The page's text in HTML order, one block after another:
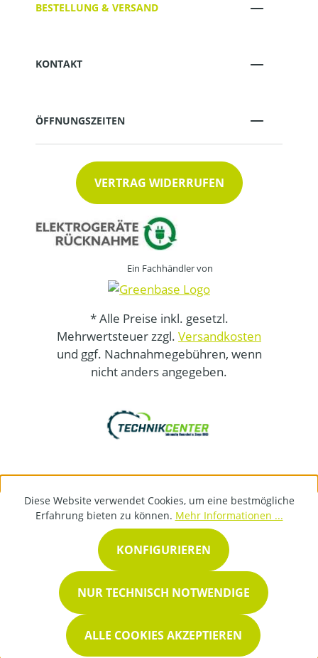
BESTELLUNG & VERSAND
KONTAKT
ÖFFNUNGSZEITEN
VERTRAG WIDERRUFEN
Ein Fachhändler von
* Alle Preise inkl. gesetzl.
Mehrwertsteuer zzgl. Versandkosten
und ggf. Nachnahmegebühren, wenn
nicht anders angegeben.
Diese Website verwendet Cookies, um eine bestmögliche
Erfahrung bieten zu können. Mehr Informationen ...
NUR TECHNISCH NOTWENDIGE
KONFIGURIEREN
ALLE COOKIES AKZEPTIEREN